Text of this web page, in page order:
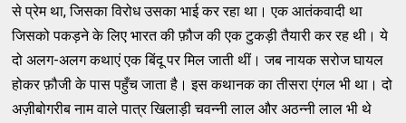
से प्रेम था, जिसका विरोध उसका भाई कर रहा था। एक आतंकवादी था
जिसको पकड़ने के लिए भारत की फ़ौज की एक टुकड़ी तैयारी कर रह थी। ये
दो अलग-अलग कथाएं एक बिंदू पर मिल जाती थीं। जब नायक सरोज घायल
होकर फ़ौजी के पास पहुँच जाता है। इस कथानक का तीसरा एंगल भी था। दो
अज़ीबोगरीब नाम वाले पात्र खिलाड़ी चवन्नी लाल और अठन्नी लाल भी थे